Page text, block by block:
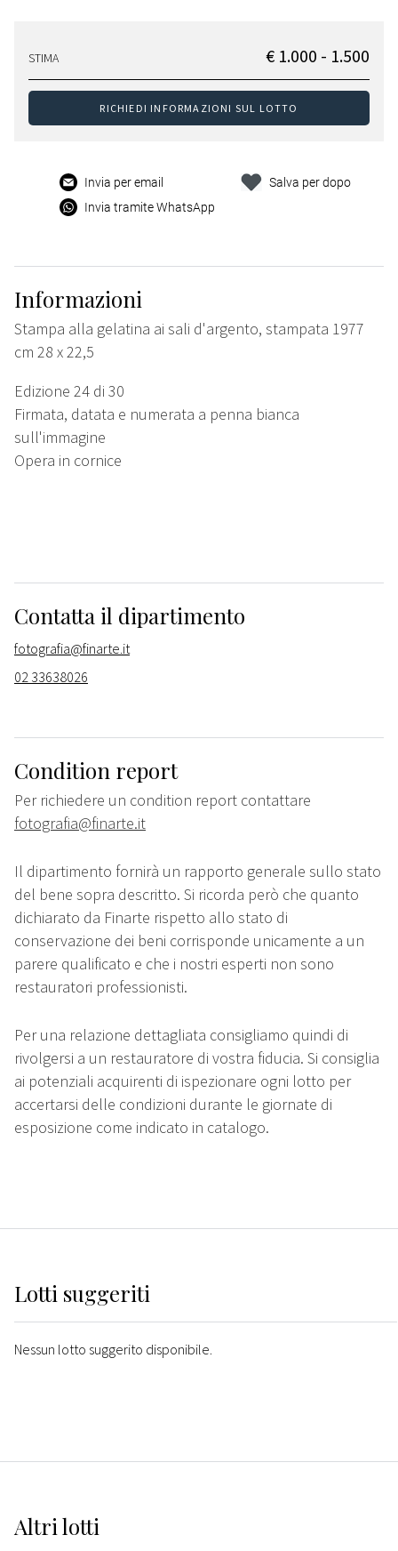
STIMA € 1.000 - 1.500
RICHIEDI INFORMAZIONI SUL LOTTO
Invia per email
Invia tramite WhatsApp
Salva per dopo
Informazioni
Stampa alla gelatina ai sali d'argento, stampata 1977
cm 28 x 22,5
Edizione 24 di 30
Firmata, datata e numerata a penna bianca
sull'immagine
Opera in cornice
Contatta il dipartimento
fotografia@finarte.it
02 33638026
Condition report
Per richiedere un condition report contattare
fotografia@finarte.it
Il dipartimento fornirà un rapporto generale sullo stato
del bene sopra descritto. Si ricorda però che quanto
dichiarato da Finarte rispetto allo stato di
conservazione dei beni corrisponde unicamente a un
parere qualificato e che i nostri esperti non sono
restauratori professionisti.
Per una relazione dettagliata consigliamo quindi di
rivolgersi a un restauratore di vostra fiducia. Si consiglia
ai potenziali acquirenti di ispezionare ogni lotto per
accertarsi delle condizioni durante le giornate di
esposizione come indicato in catalogo.
Lotti suggeriti
Nessun lotto suggerito disponibile.
Altrilotti